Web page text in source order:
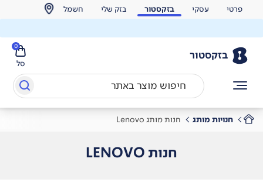
פרטי עסקי בזקסטור בזק שלי חשמל
בזקסטור
סל
0
חנויות מותג חנות מותג Lenovo
חנות LENOVO